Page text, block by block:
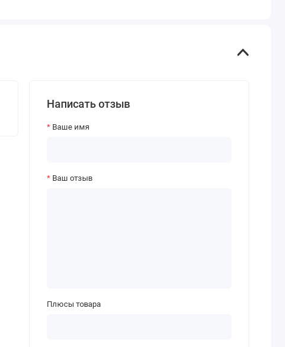
Написать отзыв
Ваше имя
Ваш отзыв
Плюсы товара